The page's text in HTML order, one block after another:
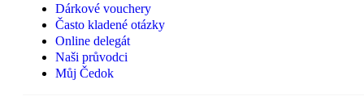
Dárkové vouchery
Často kladené otázky
Online delegát
Naši průvodci
Můj Čedok